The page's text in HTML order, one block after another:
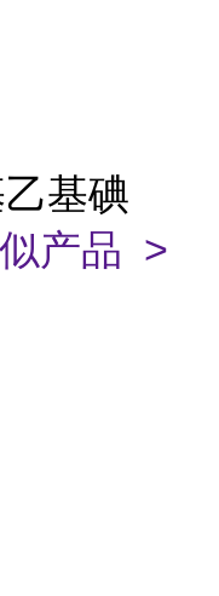
基碘
产品 >